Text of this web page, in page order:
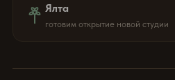
Ялта
готовим открытие новой студии